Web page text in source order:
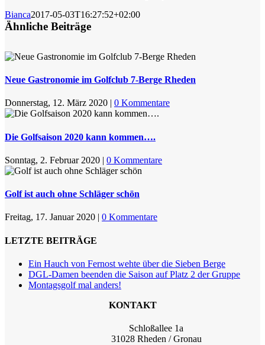
Bianca2017-05-03T16:27:52+02:00
Ähnliche Beiträge
Neue Gastronomie im Golfclub 7-Berge Rheden
Donnerstag, 12. März 2020 | 0 Kommentare
Die Golfsaison 2020 kann kommen….
Sonntag, 2. Februar 2020 | 0 Kommentare
Golf ist auch ohne Schläger schön
Freitag, 17. Januar 2020 | 0 Kommentare
LETZTE BEITRÄGE
Ein Hauch von Fernost wehte über die Sieben Berge
DGL-Damen beenden die Saison auf Platz 2 der Gruppe
Montagsgolf mal anders!
KONTAKT
Schloßallee 1a
31028 Rheden / Gronau